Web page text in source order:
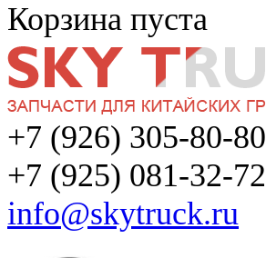
Корзина пуста
+7 (926) 305-80-80
+7 (925) 081-32-72
info@skytruck.ru